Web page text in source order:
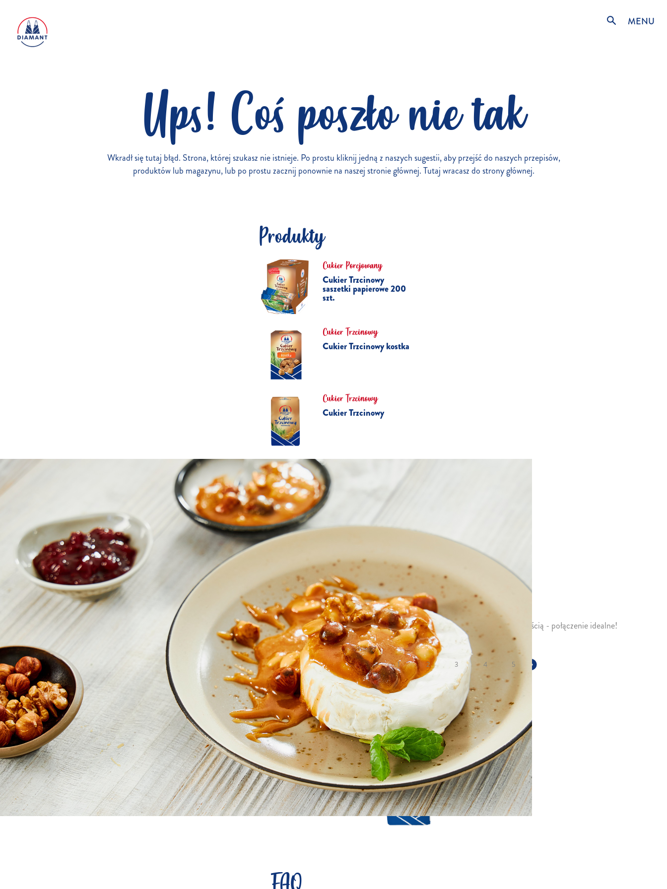
MENU
Ups! Coś poszło nie tak
Wkradł się tutaj błąd. Strona, której szukasz nie istnieje. Po prostu kliknij jedną z naszych sugestii, aby przejść do naszych przepisów,
produktów lub magazynu, lub po prostu zacznij ponownie na naszej stronie głównej. Tutaj wracasz do strony głównej.
Produkty
Cukier Porcjowany
Cukier Trzcinowy
saszetki papierowe 200
szt.
Cukier Trzcinowy
Cukier Trzcinowy kostka
Cukier Trzcinowy
Cukier Trzcinowy
Dania
CAMEMBERT W
KARMELU
Do 15 minut
1 porcja
Kremowość sera przełamana karmelową słodkością - połączenie idealne!
Twoja ocena:
1 2 3 4 5
Speichern Teilen
Produkt użyty do tego przepisu:
FAQ